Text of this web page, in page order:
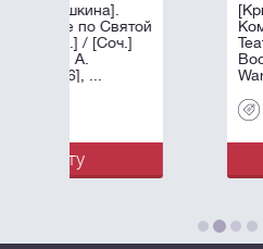
[Крымская война
Комплект.
Театр военных
Востоке].
War in the East :